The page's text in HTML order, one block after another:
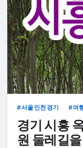
서울인천경기 여
경기 시흥
원 둘레길